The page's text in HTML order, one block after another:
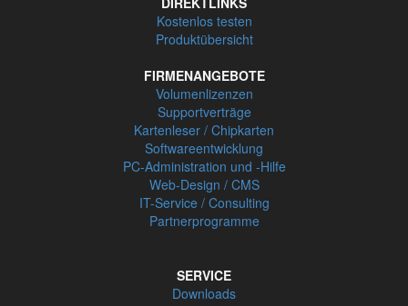
Kostenlos testen
Produktübersicht
FIRMENANGEBOTE
Volumenlizenzen
Supportverträge
Kartenleser / Chipkarten
Softwareentwicklung
PC-Administration und -Hilfe
Web-Design / CMS
IT-Service / Consulting
Partnerprogramme
SERVICE
Downloads